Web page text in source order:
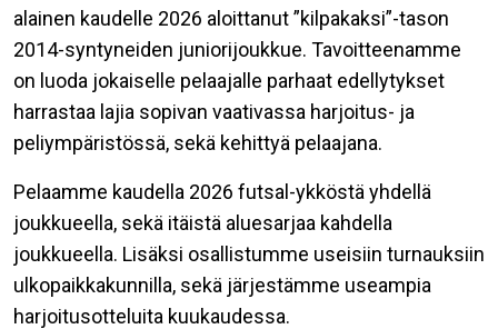
alainen kaudelle 2026 aloittanut ”kilpakaksi”-tason
2014-syntyneiden juniorijoukkue. Tavoitteenamme
on luoda jokaiselle pelaajalle parhaat edellytykset
harrastaa lajia sopivan vaativassa harjoitus- ja
peliympäristössä, sekä kehittyä pelaajana.
Pelaamme kaudella 2026 futsal-ykköstä yhdellä
joukkueella, sekä itäistä aluesarjaa kahdella
joukkueella. Lisäksi osallistumme useisiin turnauksiin
ulkopaikkakunnilla, sekä järjestämme useampia
harjoitusotteluita kuukaudessa.